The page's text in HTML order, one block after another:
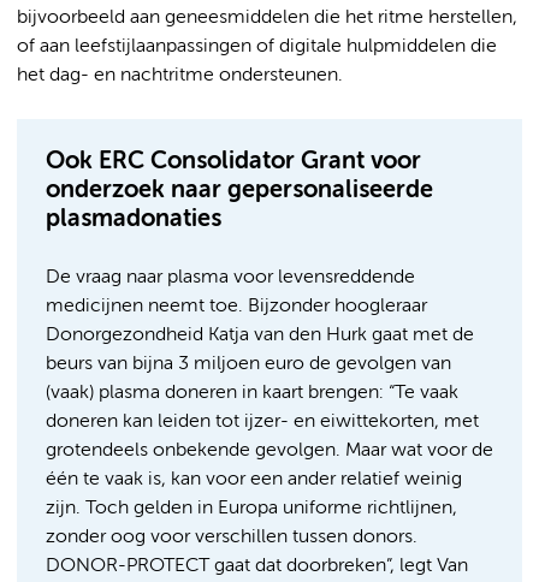
bijvoorbeeld aan geneesmiddelen die het ritme herstellen,
of aan leefstijlaanpassingen of digitale hulpmiddelen die
het dag- en nachtritme ondersteunen.
Ook ERC Consolidator Grant voor
onderzoek naar gepersonaliseerde
plasmadonaties
De vraag naar plasma voor levensreddende
medicijnen neemt toe. Bijzonder hoogleraar
Donorgezondheid Katja van den Hurk gaat met de
beurs van bijna 3 miljoen euro de gevolgen van
(vaak) plasma doneren in kaart brengen: “Te vaak
doneren kan leiden tot ijzer- en eiwittekorten, met
grotendeels onbekende gevolgen. Maar wat voor de
één te vaak is, kan voor een ander relatief weinig
zijn. Toch gelden in Europa uniforme richtlijnen,
zonder oog voor verschillen tussen donors.
DONOR-PROTECT gaat dat doorbreken”, legt Van